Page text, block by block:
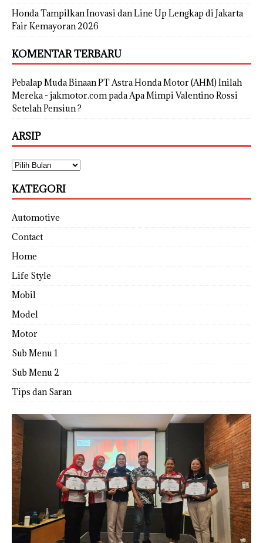
Honda Tampilkan Inovasi dan Line Up Lengkap di Jakarta
Fair Kemayoran 2026
KOMENTAR TERBARU
Pebalap Muda Binaan PT Astra Honda Motor (AHM) Inilah
Mereka - jakmotor.compadaApa Mimpi Valentino Rossi
Setelah Pensiun ?
ARSIP
KATEGORI
Automotive
Contact
Home
Life Style
Mobil
Model
Motor
Sub Menu 1
Sub Menu 2
Tips dan Saran